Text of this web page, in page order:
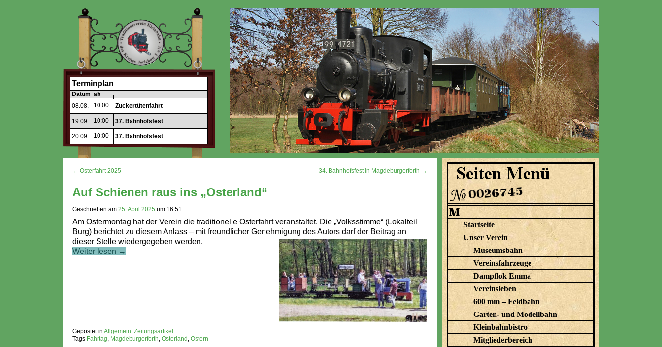
Terminplan
Datum ab
08.08.
10:00 Zuckertütenfahrt
19.09. 10:00 37. Bahnhofsfest
20.09. 10:00 37. Bahnhofsfest
← Osterfahrt 2025 34. Bahnhofsfest in Magdeburgerforth →
Auf Schienen raus ins „Osterland“
Geschrieben am 25. April 2025 um 16:51
Am Ostermontag hat der Verein die traditionelle Osterfahrt veranstaltet. Die „Volksstimme“ (Lokalteil
Burg) berichtet zu diesem Anlass – mit freundlicher Genehmigung des Autors darf der Beitrag an
dieser Stelle wiedergegeben werden.
Weiter lesen →
Gepostet in Allgemein, Zeitungsartikel
Tags Fahrtag, Magdeburgerforth, Osterland, Ostern
Startseite
Unser Verein
Museumsbahn
Vereinsfahrzeuge
Dampflok Emma
Vereinsleben
600 mm – Feldbahn
Garten- und Modellbahn
Kleinbahnbistro
Mitgliederbereich